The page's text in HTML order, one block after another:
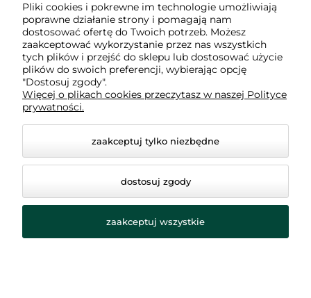
Zakupy
Informacje
O nas
Pliki cookies i pokrewne im technologie umożliwiają
poprawne działanie strony i pomagają nam
dostosować ofertę do Twoich potrzeb. Możesz
zaakceptować wykorzystanie przez nas wszystkich
tych plików i przejść do sklepu lub dostosować użycie
plików do swoich preferencji, wybierając opcję
"Dostosuj zgody".
Więcej o plikach cookies przeczytasz w naszej Polityce
prywatności.
zaakceptuj tylko niezbędne
dostosuj zgody
zaakceptuj wszystkie